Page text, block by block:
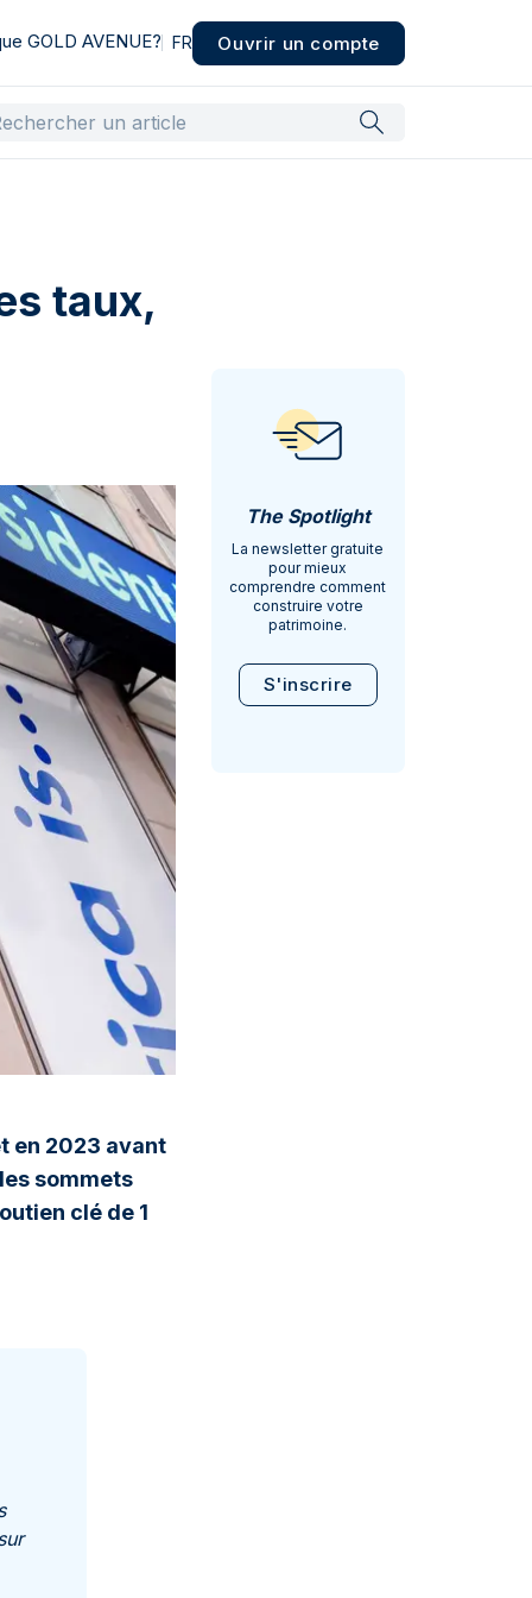
GOLD AVENUE? FR Ouvrir un compte
taux,
en 2023 avant
sommets
clé de 1
The Spotlight
La newsletter gratuite
pour mieux
comprendre comment
construire votre
patrimoine.
S'inscrire